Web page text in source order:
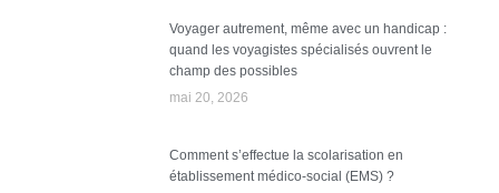
Voyager autrement, même avec un handicap :
quand les voyagistes spécialisés ouvrent le
champ des possibles
mai 20, 2026
Comment s’effectue la scolarisation en
établissement médico-social (EMS) ?